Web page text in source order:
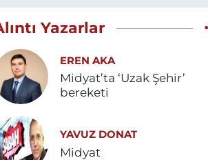
Yazarlar
EREN AKA
Midyat’ta ‘Uzak Şehir’
bereketi
YAVUZ DONAT
Midyat